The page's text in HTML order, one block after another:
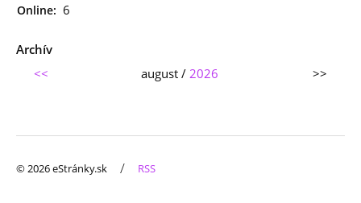
Online: 6
Archív
<<
august / 2026 >>
© 2026 eStránky.sk / RSS